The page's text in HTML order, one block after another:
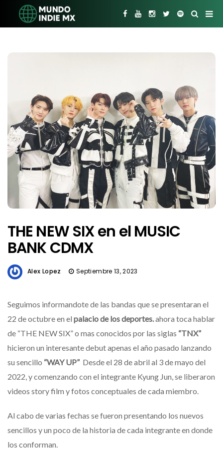
THE NEW SIX en el MUSIC
BANK CDMX
Alex Lopez Septiembre 13, 2023
Seguimos informandote de las bandas que se presentaran el
22 de octubre en el palacio de los deportes.ahora toca hablar
de “THE NEW SIX” o mas conocidos por las siglas “TNX”
hicieron un interesante debut apenas el año pasado lanzando
su sencillo “WAY UP” Desde el 28 de abril al 3 de mayo del
2022, y comenzando con el integrante Kyung Jun, se liberaron
videos story film y fotos conceptuales de cada miembro.
Al cabo de varias fechas se fueron presentando los nuevos
sencillos y un poco de la historia de cada integrante en donde
los conforman.